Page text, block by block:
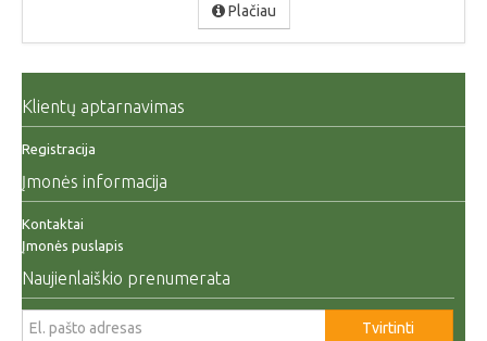
Plačiau
Klientų aptarnavimas
Registracija
Įmonės informacija
Kontaktai
Įmonės puslapis
Naujienlaiškio prenumerata
Tvirtinti